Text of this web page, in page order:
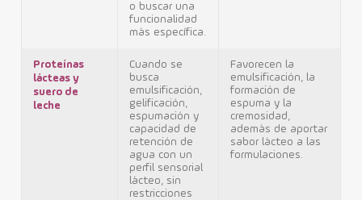
o buscar una
funcionalidad
más específica.
Proteínas
lácteas y
suero de
leche
Cuando se
busca
emulsificación,
gelificación,
espumación y
capacidad de
retención de
agua con un
perfil sensorial
lácteo, sin
restricciones
Favorecen la
emulsificación, la
formación de
espuma y la
cremosidad,
además de aportar
sabor lácteo a las
formulaciones.